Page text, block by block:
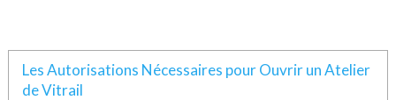
Les Autorisations Nécessaires pour Ouvrir un Atelier
de Vitrail